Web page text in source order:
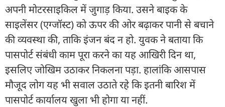
अपनी मोटरसाइकिल में जुगाड़ किया. उसने बाइक के
साइलेंसर (एग्जॉस्ट) को ऊपर की ओर बढ़ाकर पानी से बचाने
की व्यवस्था की, ताकि इंजन बंद न हो. युवक ने बताया कि
पासपोर्ट संबंधी काम पूरा करने का यह आखिरी दिन था,
इसलिए जोखिम उठाकर निकलना पड़ा. हालांकि आसपास
मौजूद लोग यह भी सवाल उठाते रहे कि इतनी बारिश में
पासपोर्ट कार्यालय खुला भी होगा या नहीं.